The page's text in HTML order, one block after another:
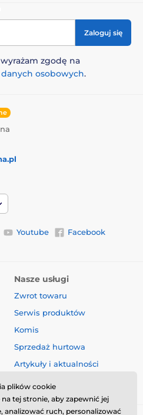
Zaloguj się
zgodę na
osobowych.
Youtube
Facebook
Nasze usługi
Zwrot towaru
Serwis produktów
Komis
Sprzedaż hurtowa
Artykuły i aktualności
plików cookie
tej stronie, aby zapewnić jej
analizować ruch, personalizować